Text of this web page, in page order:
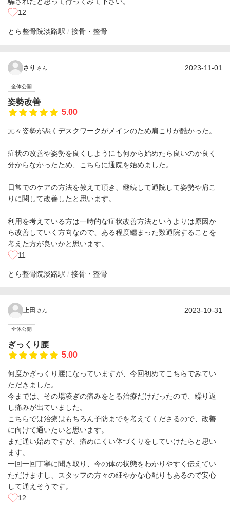
12
とら整骨院淡路駅 接骨・整骨
さり さん 2023-11-01
全体公開
姿勢改善
5.00
元々姿勢が悪くデスクワークがメインのため肩こりが酷かった。
症状の改善や姿勢を良くしようにも何から始めたら良いのか良く
分からなかったため、こちらに通院を始めました。
日常でのケアの方法を教えて頂き、継続して通院して姿勢や肩こ
りに関して改善したと思います。
利用を考えている方は一時的な症状改善方法というよりは原因か
ら改善していく方向なので、ある程度纏まった数通院することを
考えた方が良いかと思います。
11
とら整骨院淡路駅 接骨・整骨
上田 さん 2023-10-31
全体公開
ぎっくり腰
5.00
何度かぎっくり腰になっていますが、今回初めてこちらでみてい
ただきました。
今までは、その場凌ぎの痛みをとる治療だけだったので、繰り返
し痛みが出ていました。
こちらでは治療はもちろん予防までを考えてくださるので、改善
に向けて通いたいと思います。
まだ通い始めですが、痛めにくい体づくりをしていけたらと思い
ます。
一回一回丁寧に聞き取り、今の体の状態をわかりやすく伝えてい
ただけますし、スタッフの方々の細やかな心配りもあるので安心
して通えそうです。
12